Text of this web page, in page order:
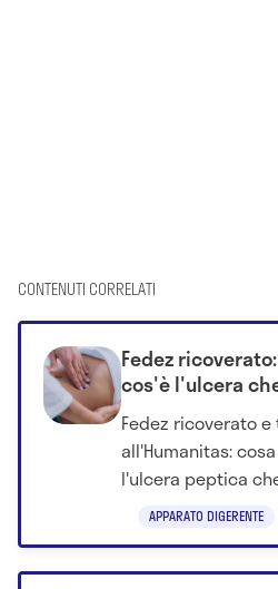
CONTENUTI CORRELATI
APPARATO DIGERENTE
Fedez
cos'è l'ulcera
causato il malore
Fedez ricoverato
all'Humanitas:
l'ulcera peptica
causato il nuovo